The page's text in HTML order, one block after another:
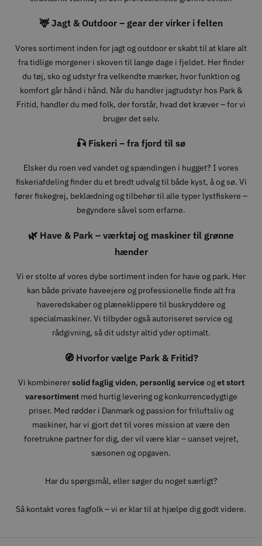
🦌 Jagt & Outdoor – gear der virker i felten
Vores sortiment inden for jagt og outdoor er skabt til at klare alt
fra tidlige morgener i skoven til lange dage i fjeldet. Her finder
du tøj, sko og udstyr fra velkendte mærker, hvor funktion og
komfort går hånd i hånd. Når du handler jagtudstyr hos Park &
Fritid, handler du med folk, der forstår, hvad det kræver – for vi
bruger det selv.
🎣 Fiskeri – fra fjord til sø
Elsker du roen ved vandet og spændingen i hugget? I vores
fiskeriafdeling finder du et bredt udvalg til både kyst, å og sø. Vi
fører fiskegrej, beklædning og tilbehør til alle typer lystfiskere –
begyndere såvel som erfarne.
🌿 Have & Park – værktøj og maskiner til grønne
hænder
Vi er stolte af vores dybe sortiment inden for have og park. Her
kan både private haveejere og professionelle finde alt fra
haveredskaber og plæneklippere til buskryddere og
specialmaskiner. Vi tilbyder også autoriseret service og
rådgivning, så dit udstyr altid yder optimalt.
🧭 Hvorfor vælge Park & Fritid?
Vi kombinerersolid faglig viden, personlig serviceoget stort
varesortimentmed hurtig levering og konkurrencedygtige
priser. Med rødder i Danmark og passion for friluftsliv og
maskiner, har vi gjort det til vores mission at være den
foretrukne partner for dig, der vil være klar – uanset vejret,
sæsonen og opgaven.
Har du spørgsmål, eller søger du noget særligt?
Så kontakt vores fagfolk – vi er klar til at hjælpe dig godt videre.